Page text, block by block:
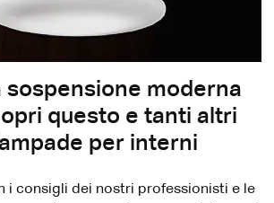
sospensione moderna
questo e tanti altri
per interni
i consigli dei nostri professionisti e le